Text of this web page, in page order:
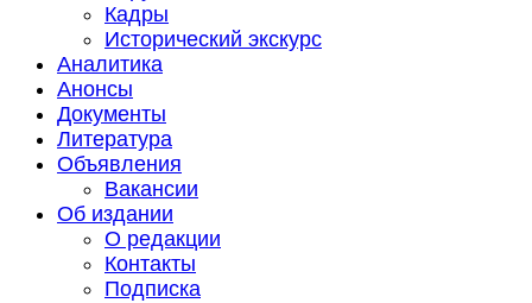
Кадры
Исторический экскурс
Аналитика
Анонсы
Документы
Литература
Объявления
Вакансии
Об издании
О редакции
Контакты
Подписка